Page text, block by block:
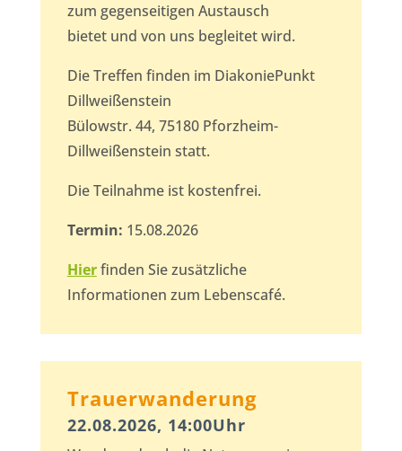
zum gegenseitigen Austausch
bietet und von uns begleitet wird.
Die Treffen finden im DiakoniePunkt
Dillweißenstein
Bülowstr. 44, 75180 Pforzheim-
Dillweißenstein statt.
Die Teilnahme ist kostenfrei.
Termin: 15.08.2026
Hierfinden Sie zusätzliche
Informationen zum Lebenscafé.
Trauerwanderung
22.08.2026, 14:00Uhr